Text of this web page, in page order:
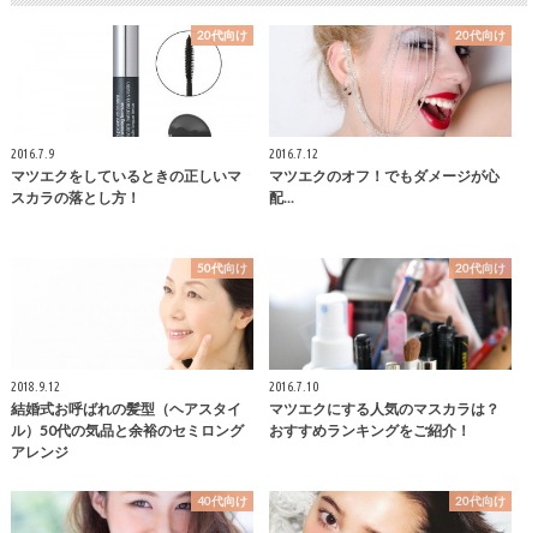
20代向け
2016.7.9
マツエクをしているときの正しいマ
スカラの落とし方！
20代向け
2016.7.12
マツエクのオフ！でもダメージが心
配...
50代向け
2018.9.12
結婚式お呼ばれの髪型（ヘアスタイ
ル）50代の気品と余裕のセミロング
アレンジ
20代向け
2016.7.10
マツエクにする人気のマスカラは？
おすすめランキングをご紹介！
40代向け 20代向け